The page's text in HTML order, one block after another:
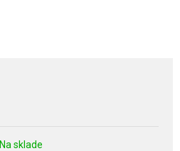
Na sklade